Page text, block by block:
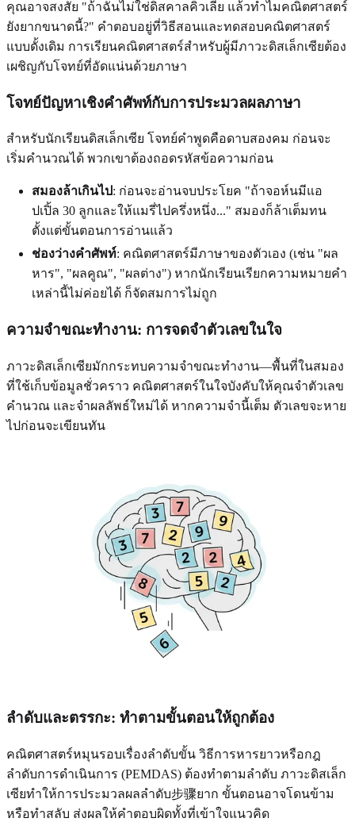
คุณอาจสงสัย "ถ้าฉันไม่ใช่ดิสคาลคิวเลีย แล้วทำไมคณิตศาสตร์
ยังยากขนาดนี้?" คำตอบอยู่ที่วิธีสอนและทดสอบคณิตศาสตร์
แบบดั้งเดิม การเรียนคณิตศาสตร์สำหรับผู้มีภาวะดิสเล็กเซียต้อง
เผชิญกับโจทย์ที่อัดแน่นด้วยภาษา
โจทย์ปัญหาเชิงคำศัพท์กับการประมวลผลภาษา
สำหรับนักเรียนดิสเล็กเซีย โจทย์คำพูดคือดาบสองคม ก่อนจะ
เริ่มคำนวณได้ พวกเขาต้องถอดรหัสข้อความก่อน
สมองล้าเกินไป: ก่อนจะอ่านจบประโยค "ถ้าจอห์นมีแอ
ปเปิ้ล 30 ลูกและให้แมรี่ไปครึ่งหนึ่ง..." สมองก็ล้าเต็มทน
ตั้งแต่ขั้นตอนการอ่านแล้ว
ช่องว่างคำศัพท์: คณิตศาสตร์มีภาษาของตัวเอง (เช่น "ผล
หาร", "ผลคูณ", "ผลต่าง") หากนักเรียนเรียกความหมายคำ
เหล่านี้ไม่ค่อยได้ ก็จัดสมการไม่ถูก
ความจำขณะทำงาน: การจดจำตัวเลขในใจ
ภาวะดิสเล็กเซียมักกระทบความจำขณะทำงาน—พื้นที่ในสมอง
ที่ใช้เก็บข้อมูลชั่วคราว คณิตศาสตร์ในใจบังคับให้คุณจำตัวเลข
คำนวณ และจำผลลัพธ์ใหม่ได้ หากความจำนี้เต็ม ตัวเลขจะหาย
ไปก่อนจะเขียนทัน
ลำดับและตรรกะ: ทำตามขั้นตอนให้ถูกต้อง
คณิตศาสตร์หมุนรอบเรื่องลำดับขั้น วิธีการหารยาวหรือกฎ
ลำดับการดำเนินการ (PEMDAS) ต้องทำตามลำดับ ภาวะดิสเล็ก
เซียทำให้การประมวลผลลำดับ步骤ยาก ขั้นตอนอาจโดนข้าม
หรือทำสลับ ส่งผลให้คำตอบผิดทั้งที่เข้าใจแนวคิด